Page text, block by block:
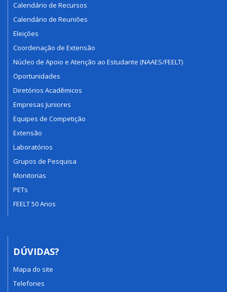
Calendário de Recursos
Calendário de Reuniões
Eleições
Coordenação de Extensão
Núcleo de Apoio e Atenção ao Estudante (NAAES/FEELT)
Oportunidades
Diretórios Acadêmicos
Empresas Juniores
Equipes de Competição
Extensão
Laboratórios
Grupos de Pesquisa
Monitorias
PETs
FEELT 50 Anos
DÚVIDAS?
Mapa do site
Telefones